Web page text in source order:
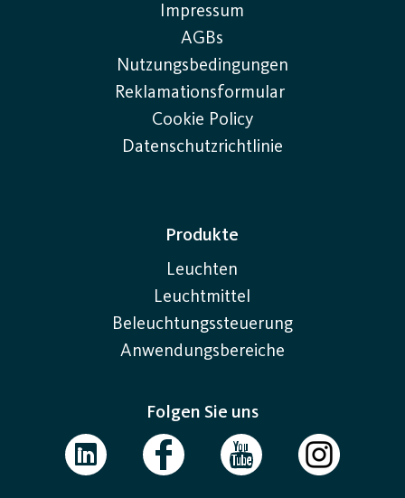
Impressum
AGBs
Nutzungsbedingungen
Reklamationsformular
Cookie Policy
Datenschutzrichtlinie
Produkte
Leuchten
Leuchtmittel
Beleuchtungssteuerung
Anwendungsbereiche
Folgen Sie uns